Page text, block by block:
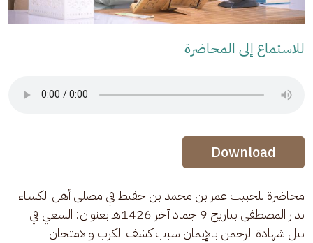
للاستماع إلى المحاضرة
Audio Stream
Audio Stream
Download
محاضرة للحبيب عمر بن محمد بن حفيظ في مصلى أهل الكساء
بدار المصطفى بتاريخ 9 جماد آخر 1426هـ بعنوان: السعي في
نيل شهادة الرحمن بالإيمان سبب كشف الكرب والامتحان